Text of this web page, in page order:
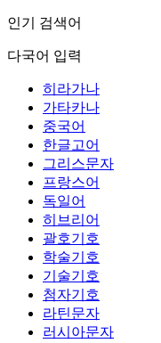
인기 검색어
다국어 입력
히라가나
가타카나
중국어
한글고어
그리스문자
프랑스어
독일어
히브리어
괄호기호
학술기호
기술기호
첨자기호
라틴문자
러시아문자